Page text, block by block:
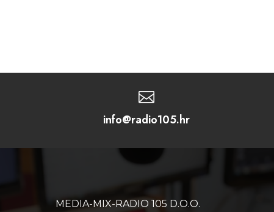

info@radio105.hr
MEDIA-MIX-RADIO 105 D.O.O.